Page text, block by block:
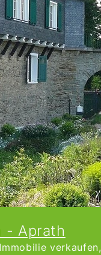
- Aprath
verkaufen,